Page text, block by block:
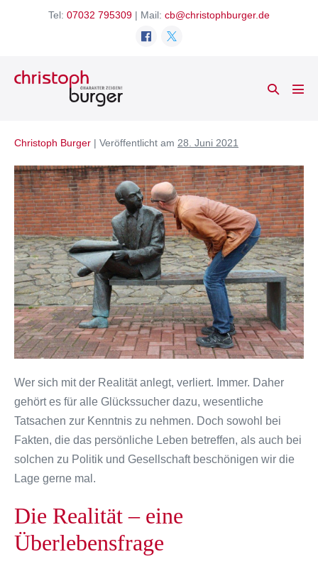
Tel: 07032 795309 | Mail: cb@christophburger.de
Suche-
Christoph Burger | Veröffentlicht am 28. Juni 2021
Wer sich mit der Realität anlegt, verliert. Immer. Daher
gehört es für alle Glückssucher dazu, wesentliche
Tatsachen zur Kenntnis zu nehmen. Doch sowohl bei
Fakten, die das persönliche Leben betreffen, als auch bei
solchen zu Politik und Gesellschaft beschönigen wir die
Lage gerne mal.
Die Realität – eine
Überlebensfrage